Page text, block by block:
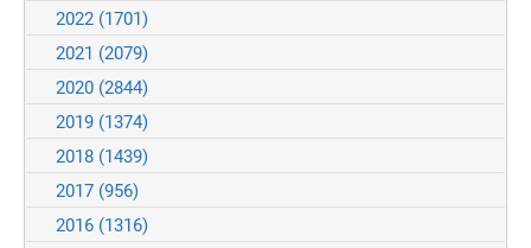
2022 (1701)
2021 (2079)
2020 (2844)
2019 (1374)
2018 (1439)
2017 (956)
2016 (1316)